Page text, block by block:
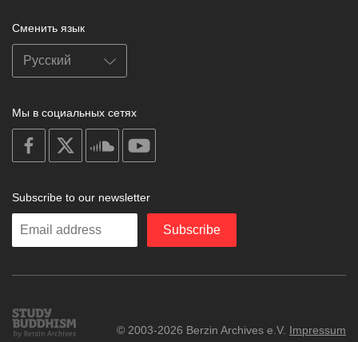
Сменить язык
Мы в социальных сетях
on
facebook
soundcloud
Subscribe to our newsletter
Enter
Subscribe
Study
Buddhism
© 2003-2026 Berzin Archives e.V. Impressum